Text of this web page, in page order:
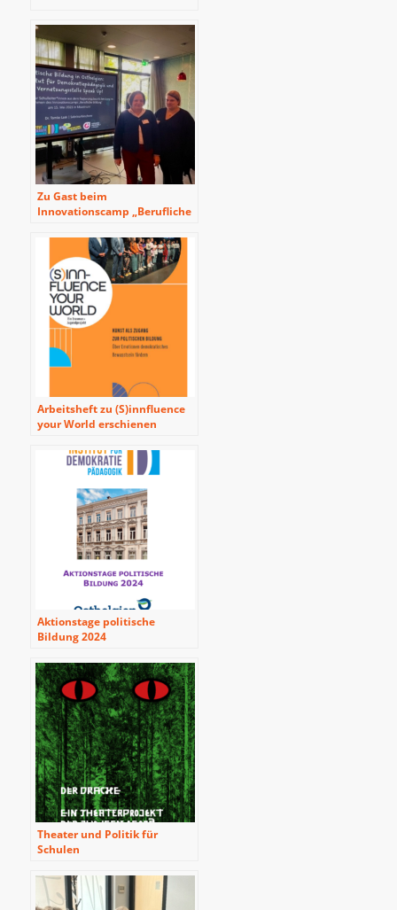
Zu Gast beim
Innovationscamp „Berufliche
Arbeitsheft zu (S)innfluence
your World erschienen
Aktionstage politische
Bildung 2024
Theater und Politik für
Schulen